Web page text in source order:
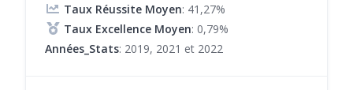
Taux Réussite Moyen: 41,27%
Taux Excellence Moyen: 0,79%
Années_Stats: 2019, 2021 et 2022